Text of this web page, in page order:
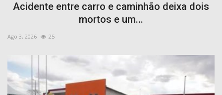
Acidente entre carro e caminhão deixa dois
mortos e um...
Ago 3, 2026 25